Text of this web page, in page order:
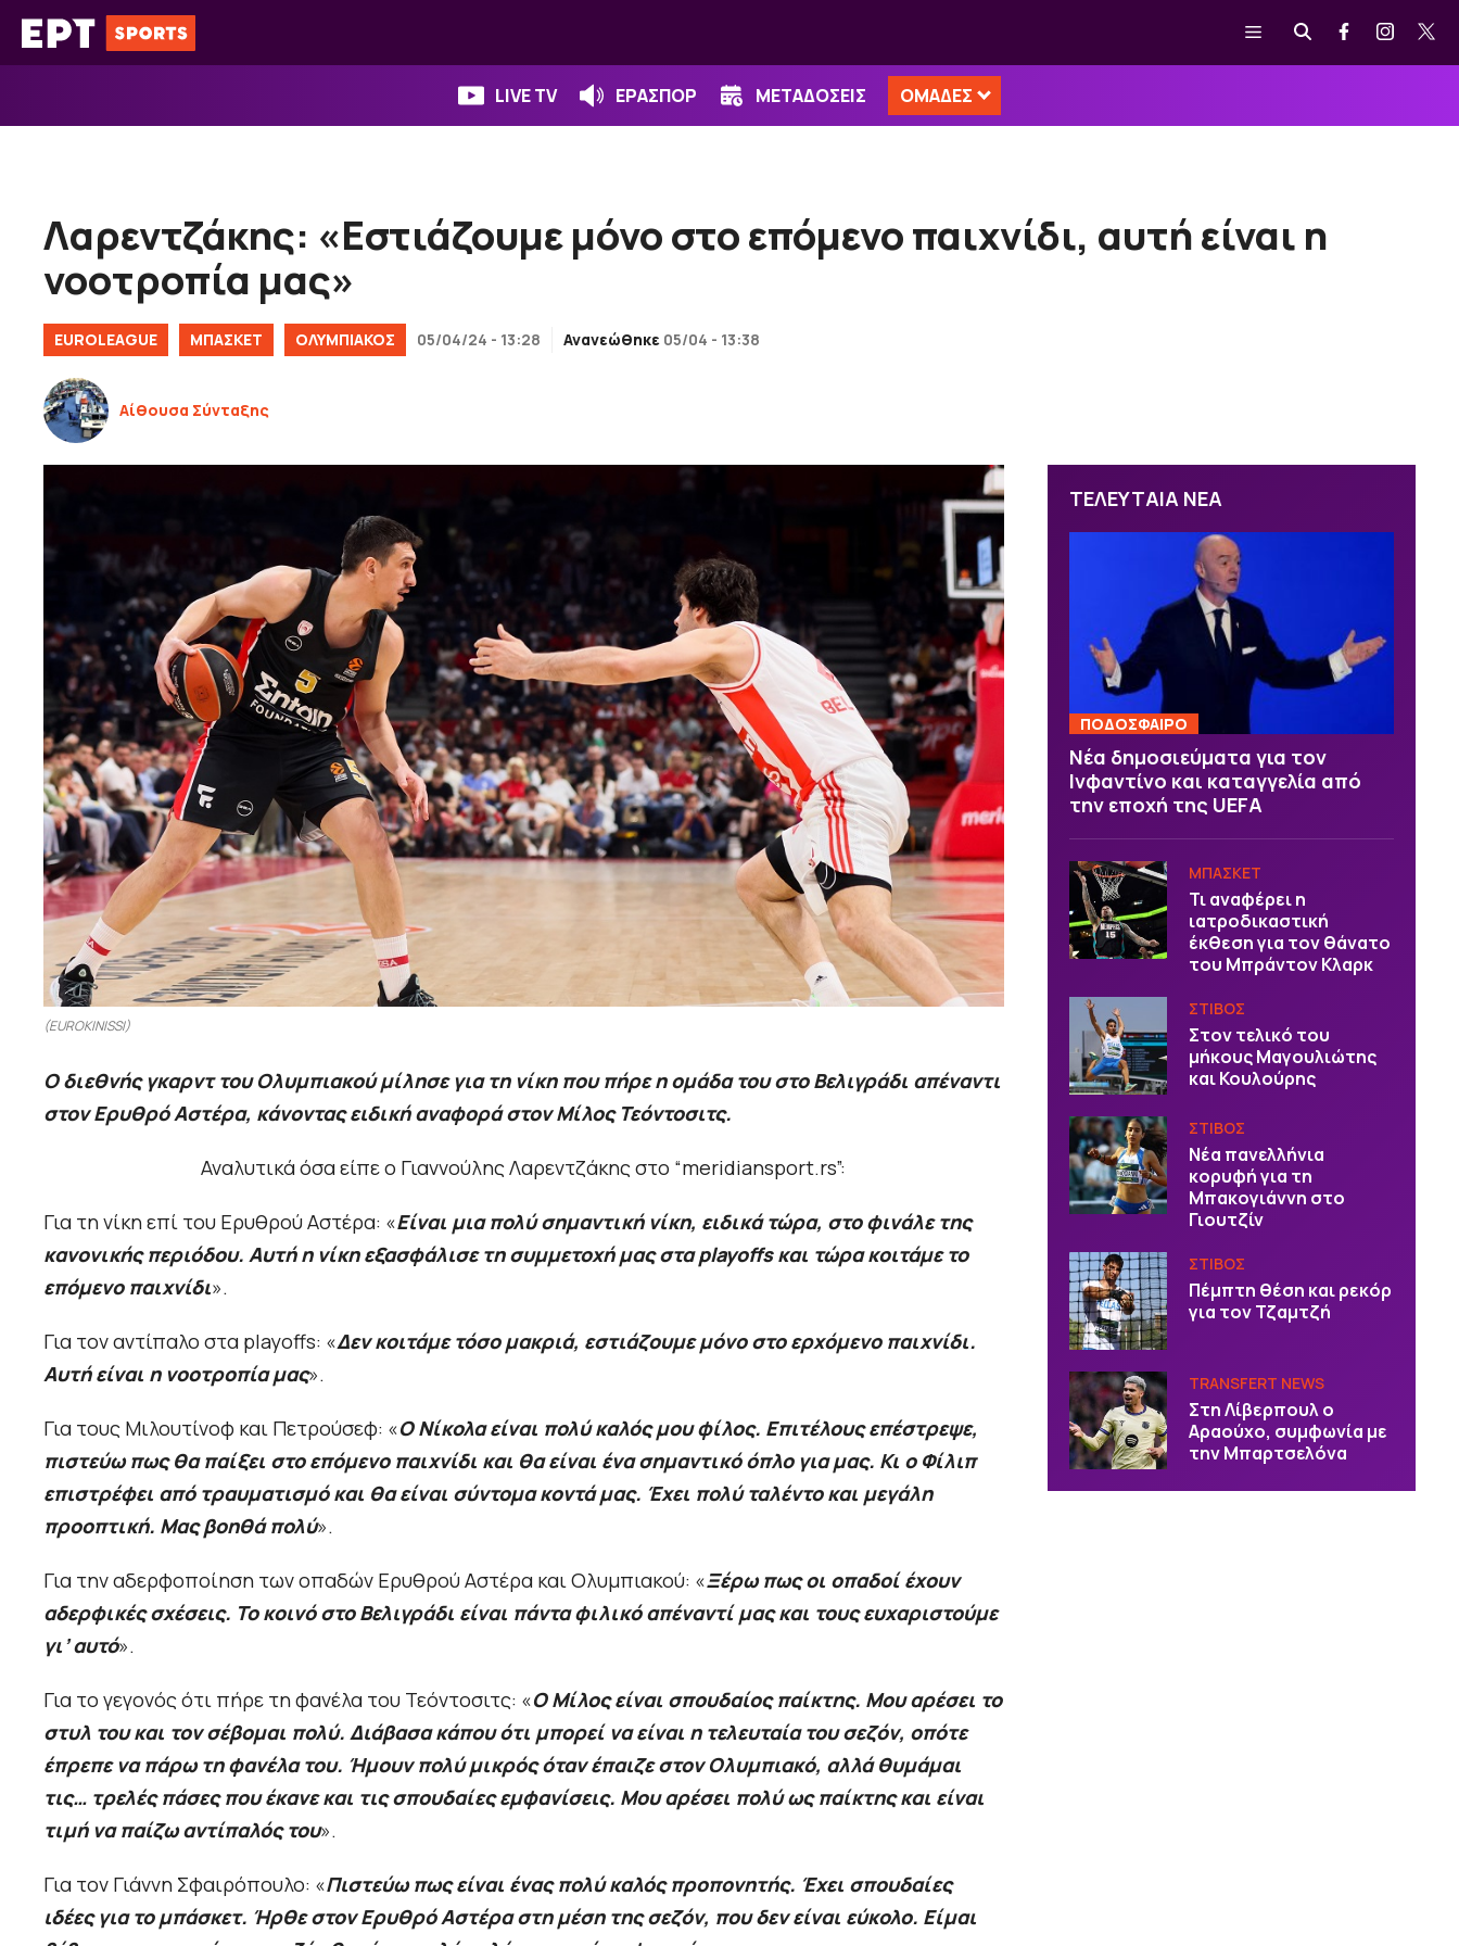
Μετάβαση
σε
Μενού
LIVE TV ΕΡΑΣΠΟΡ ΜΕΤΑΔΟΣΕΙΣ ΟΜΑΔΕΣ
Λαρεντζάκης: «Εστιάζουμε μόνο στο επόμενο παιχνίδι, αυτή είναι η
νοοτροπία μας»
EUROLEAGUE ΜΠΑΣΚΕΤ ΟΛΥΜΠΙΑΚΟΣ 05/04/24 - 13:28 Ανανεώθηκε 05/04 - 13:38
Αίθουσα Σύνταξης
(EUROKINISSI)
Ο διεθνής γκαρντ του Ολυμπιακού μίλησε για τη νίκη που πήρε η ομάδα του στο Βελιγράδι απέναντι
στον Ερυθρό Αστέρα, κάνοντας ειδική αναφορά στον Μίλος Τεόντοσιτς.
Αναλυτικά όσα είπε ο Γιαννούλης Λαρεντζάκης στο “meridiansport.rs”:
Για τη νίκη επί του Ερυθρού Αστέρα: «Είναι μια πολύ σημαντική νίκη, ειδικά τώρα, στο φινάλε της
κανονικής περιόδου. Αυτή η νίκη εξασφάλισε τη συμμετοχή μας στα playoffs και τώρα κοιτάμε το
επόμενο παιχνίδι».
Για τον αντίπαλο στα playoffs: «Δεν κοιτάμε τόσο μακριά, εστιάζουμε μόνο στο ερχόμενο παιχνίδι.
Αυτή είναι η νοοτροπία μας».
Για τους Μιλουτίνοφ και Πετρούσεφ: «Ο Νίκολα είναι πολύ καλός μου φίλος. Επιτέλους επέστρεψε,
πιστεύω πως θα παίξει στο επόμενο παιχνίδι και θα είναι ένα σημαντικό όπλο για μας. Κι ο Φίλιπ
επιστρέφει από τραυματισμό και θα είναι σύντομα κοντά μας. Έχει πολύ ταλέντο και μεγάλη
προοπτική. Μας βοηθά πολύ».
Για την αδερφοποίηση των οπαδών Ερυθρού Αστέρα και Ολυμπιακού: «Ξέρω πως οι οπαδοί έχουν
αδερφικές σχέσεις. Το κοινό στο Βελιγράδι είναι πάντα φιλικό απέναντί μας και τους ευχαριστούμε
γι’ αυτό».
Για το γεγονός ότι πήρε τη φανέλα του Τεόντοσιτς: «Ο Μίλος είναι σπουδαίος παίκτης. Μου αρέσει το
στυλ του και τον σέβομαι πολύ. Διάβασα κάπου ότι μπορεί να είναι η τελευταία του σεζόν, οπότε
έπρεπε να πάρω τη φανέλα του. Ήμουν πολύ μικρός όταν έπαιζε στον Ολυμπιακό, αλλά θυμάμαι
τις… τρελές πάσες που έκανε και τις σπουδαίες εμφανίσεις. Μου αρέσει πολύ ως παίκτης και είναι
τιμή να παίζω αντίπαλός του».
Για τον Γιάννη Σφαιρόπουλο: «Πιστεύω πως είναι ένας πολύ καλός προπονητής. Έχει σπουδαίες
ιδέες για το μπάσκετ. Ήρθε στον Ερυθρό Αστέρα στη μέση της σεζόν, που δεν είναι εύκολο. Είμαι
ΤΕΛΕΥΤΑΙΑ ΝΕΑ
ΠΟΔΟΣΦΑΙΡΟ
Νέα δημοσιεύματα για τον
Ινφαντίνο και καταγγελία από
την εποχή της UEFA
ΜΠΑΣΚΕΤ
Τι αναφέρει η
ιατροδικαστική
έκθεση για τον θάνατο
του Μπράντον Κλαρκ
ΣΤΙΒΟΣ
Στον τελικό του
μήκους Μαγουλιώτης
και Κουλούρης
ΣΤΙΒΟΣ
Νέα πανελλήνια
κορυφή για τη
Μπακογιάννη στο
Γιουτζίν
ΣΤΙΒΟΣ
Πέμπτη θέση και ρεκόρ
για τον Τζαμτζή
TRANSFERT NEWS
Στη Λίβερπουλ ο
Αραούχο, συμφωνία με
την Μπαρτσελόνα